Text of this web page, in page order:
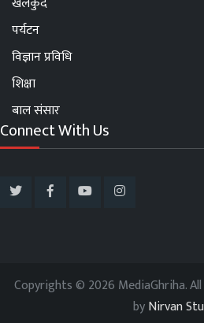
पर्यटन
विज्ञान प्रविधि
शिक्षा
बाल संसार
Connect With Us
Copyrights © 2026 MediaGhriha.
byNirvan